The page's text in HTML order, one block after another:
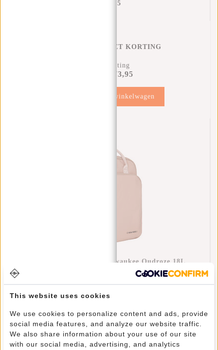
Bescherming Tegen Regen
€11,95
REGENHOES MET KORTING
11% Korting
€73,95
Toevoegen aan winkelwagen
New Rebels William Milwaukee Oudroze 18L
Rugzak Waterafstotend Laptop 15.6"
This website uses cookies
We use cookies to personalize content and ads, provide
social media features, and analyze our website traffic.
We also share information about your use of our site
with our social media, advertising, and analytics